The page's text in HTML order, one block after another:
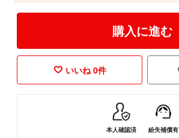
購入に進む
いいね 0件
本人確認済 紛失補償有